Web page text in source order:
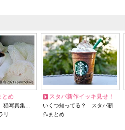
とめ
猫写真集…
リ
スタバ新作イッキ見せ！
いくつ知ってる？ スタバ新
作まとめ